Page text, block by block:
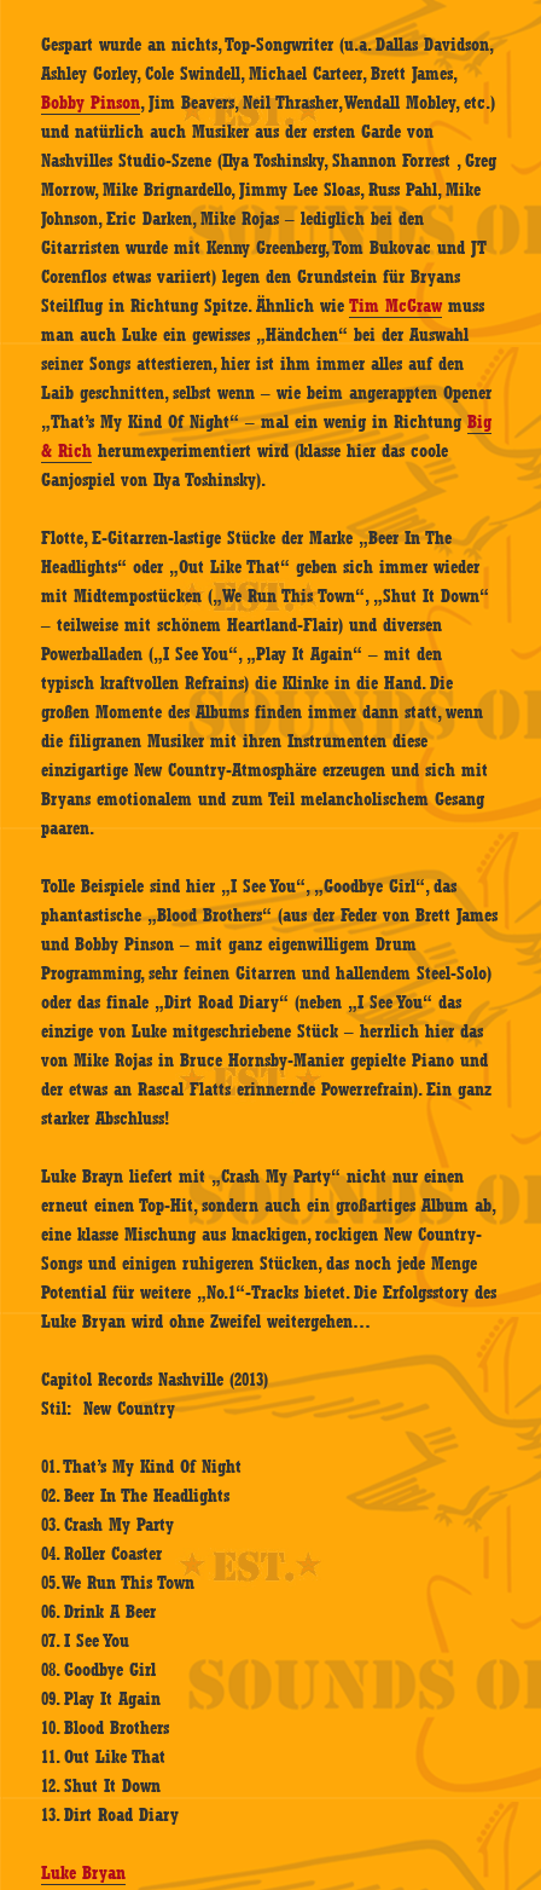
Gespart wurde an nichts, Top-Songwriter (u.a. Dallas Davidson,
Ashley Gorley, Cole Swindell, Michael Carteer, Brett James,
Bobby Pinson, Jim Beavers, Neil Thrasher, Wendall Mobley, etc.)
und natürlich auch Musiker aus der ersten Garde von
Nashvilles Studio-Szene (Ilya Toshinsky, Shannon Forrest , Greg
Morrow, Mike Brignardello, Jimmy Lee Sloas, Russ Pahl, Mike
Johnson, Eric Darken, Mike Rojas – lediglich bei den
Gitarristen wurde mit Kenny Greenberg, Tom Bukovac und JT
Corenflos etwas variiert) legen den Grundstein für Bryans
Steilflug in Richtung Spitze. Ähnlich wieTim McGraw muss
man auch Luke ein gewisses „Händchen“ bei der Auswahl
seiner Songs attestieren, hier ist ihm immer alles auf den
Laib geschnitten, selbst wenn – wie beim angerappten Opener
„That’s My Kind Of Night“ – mal ein wenig in RichtungBig
& Rich herumexperimentiert wird (klasse hier das coole
Ganjospiel von Ilya Toshinsky).
Flotte, E-Gitarren-lastige Stücke der Marke „Beer In The
Headlights“ oder „Out Like That“ geben sich immer wieder
mit Midtempostücken („We Run This Town“, „Shut It Down“
– teilweise mit schönem Heartland-Flair) und diversen
Powerballaden („I See You“, „Play It Again“ – mit den
typisch kraftvollen Refrains) die Klinke in die Hand. Die
großen Momente des Albums finden immer dann statt, wenn
die filigranen Musiker mit ihren Instrumenten diese
einzigartige New Country-Atmosphäre erzeugen und sich mit
Bryans emotionalem und zum Teil melancholischem Gesang
paaren.
Tolle Beispiele sind hier „I See You“, „Goodbye Girl“, das
phantastische „Blood Brothers“ (aus der Feder von Brett James
und Bobby Pinson – mit ganz eigenwilligem Drum
Programming, sehr feinen Gitarren und hallendem Steel-Solo)
oder das finale „Dirt Road Diary“ (neben „I See You“ das
einzige von Luke mitgeschriebene Stück – herrlich hier das
von Mike Rojas in Bruce Hornsby-Manier gepielte Piano und
der etwas an Rascal Flatts erinnernde Powerrefrain). Ein ganz
starker Abschluss!
Luke Brayn liefert mit „Crash My Party“ nicht nur einen
erneut einen Top-Hit, sondern auch ein großartiges Album ab,
eine klasse Mischung aus knackigen, rockigen New Country-
Songs und einigen ruhigeren Stücken, das noch jede Menge
Potential für weitere „No.1“-Tracks bietet. Die Erfolgsstory des
Luke Bryan wird ohne Zweifel weitergehen…
Capitol Records Nashville (2013)
Stil: New Country
01. That’s My Kind Of Night
02. Beer In The Headlights
03. Crash My Party
04. Roller Coaster
05. We Run This Town
06. Drink A Beer
07. I See You
08. Goodbye Girl
09. Play It Again
10. Blood Brothers
11. Out Like That
12. Shut It Down
13. Dirt Road Diary
Luke Bryan